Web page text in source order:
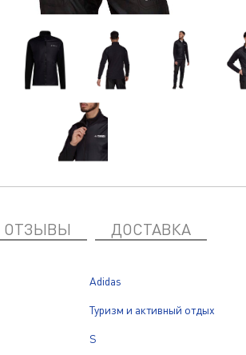
ОТЗЫВЫ ДОСТАВКА
Adidas
Туризм и активный отдых
S